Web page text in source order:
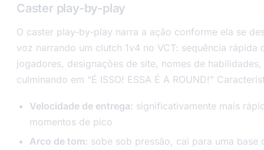
Caster play-by-play
O caster play-by-play narra a ação conforme ela se
voz narrando um clutch 1v4 no VCT: sequência rápida
jogadores, designações de site, nomes de
culminando em “É ISSO! ESSA É A ROUND!”
Velocidade de entrega: significativamente mais
momentos de pico
Arco de tom: sobe sob pressão, cai para uma base